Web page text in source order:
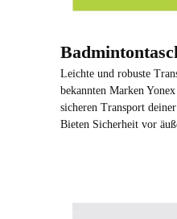
Leichte und robuste
bekannten Marken
sicheren Transport
Bieten Sicherheit vor